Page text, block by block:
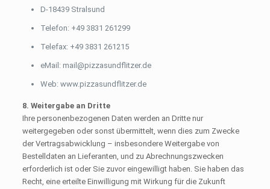
D-18439 Stralsund
Telefon: +49 3831 261299
Telefax: +49 3831 261215
eMail: mail@pizzasundflitzer.de
Web: www.pizzasundflitzer.de
8. Weitergabe an Dritte
Ihre personenbezogenen Daten werden an Dritte nur
weitergegeben oder sonst übermittelt, wenn dies zum Zwecke
der Vertragsabwicklung – insbesondere Weitergabe von
Bestelldaten an Lieferanten, und zu Abrechnungszwecken
erforderlich ist oder Sie zuvor eingewilligt haben. Sie haben das
Recht, eine erteilte Einwilligung mit Wirkung für die Zukunft